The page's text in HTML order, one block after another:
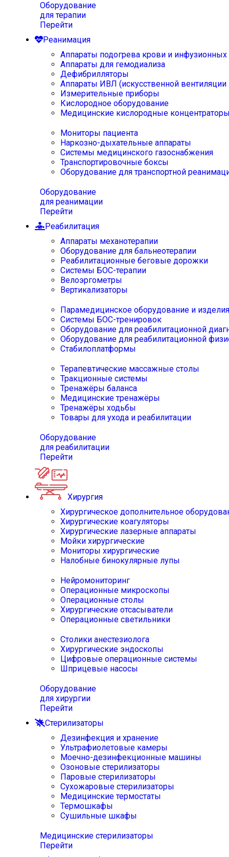
Оборудование
для терапии
Перейти
Реанимация
Аппараты подогрева крови и инфузионных
Аппараты для гемодиализа
Дефибрилляторы
Аппараты ИВЛ (искусственной вентиляции
Измерительные приборы
Кислородное оборудование
Медицинские кислородные
Мониторы пациента
Наркозно-дыхательные аппараты
Системы медицинского газоснабжения
Транспортировочные боксы
Оборудование для транспортной
Оборудование
для реанимации
Перейти
Реабилитация
Аппараты механотерапии
Оборудование для бальнеотерапии
Реабилитационные беговые дорожки
Системы БОС-терапии
Велоэргометры
Вертикализаторы
Парамедицинское оборудование и изделия
Системы БОС-тренировок
Оборудование для реабилитационной
Оборудование для реабилитационной
Стабилоплатформы
Терапевтические массажные столы
Тракционные системы
Тренажёры баланса
Медицинские тренажёры
Тренажёры ходьбы
Товары для ухода и реабилитации
Оборудование
для реабилитации
Перейти
Хирургия
Хирургическое дополнительное
Хирургические коагуляторы
Хирургические лазерные аппараты
Мойки хирургические
Мониторы хирургические
Налобные бинокулярные лупы
Нейромониторинг
Операционные микроскопы
Операционные столы
Хирургические отсасыватели
Операционные светильники
Столики анестезиолога
Хирургические эндоскопы
Цифровые операционные системы
Шприцевые насосы
Оборудование
для хирургии
Перейти
Стерилизаторы
Дезинфекция и хранение
Ультрафиолетовые камеры
Моечно-дезинфекционные машины
Озоновые стерилизаторы
Паровые стерилизаторы
Сухожаровые стерилизаторы
Медицинские термостаты
Термошкафы
Сушильные шкафы
Медицинские стерилизаторы
Перейти